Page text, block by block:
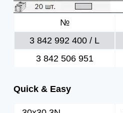
№
3 842 992 400 / L
3 842 506 951
Quick & Easy